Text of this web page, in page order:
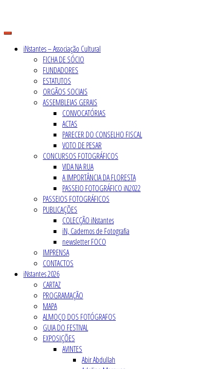
content
iNstantes – Associação Cultural
FICHA DE SÓCIO
FUNDADORES
ESTATUTOS
ORGÃOS SOCIAIS
ASSEMBLEIAS GERAIS
CONVOCATÓRIAS
ACTAS
PARECER DO CONSELHO FISCAL
VOTO DE PESAR
CONCURSOS FOTOGRÁFICOS
VIDA NA RUA
A IMPORTÂNCIA DA FLORESTA
PASSEIO FOTOGRÁFICO iN2022
PASSEIOS FOTOGRÁFICOS
PUBLICAÇÕES
COLECÇÃO iNstantes
iN, Cadernos de Fotografia
newsletter FOCO
IMPRENSA
CONTACTOS
iNstantes 2026
CARTAZ
PROGRAMAÇÃO
MAPA
ALMOÇO DOS FOTÓGRAFOS
GUIA DO FESTIVAL
EXPOSIÇÕES
AVINTES
Abir Abdullah